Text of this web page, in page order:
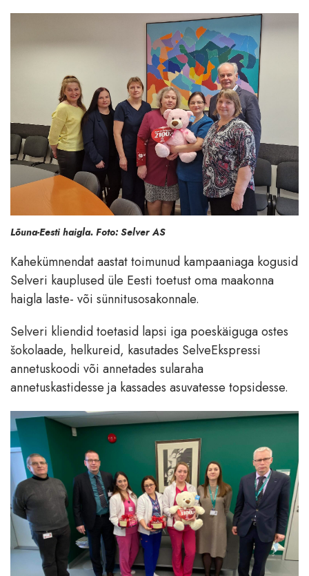
Lõuna-Eesti haigla. Foto: Selver AS
Kahekümnendat aastat toimunud kampaaniaga kogusid
Selveri kauplused üle Eesti toetust oma maakonna
haigla laste- või sünnitusosakonnale.
Selveri kliendid toetasid lapsi iga poeskäiguga ostes
šokolaade, helkureid, kasutades SelveEkspressi
annetuskoodi või annetades sularaha
annetuskastidesse ja kassades asuvatesse topsidesse.